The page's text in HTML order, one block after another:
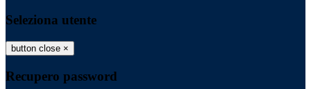
Seleziona utente
button close ×
Recupero password